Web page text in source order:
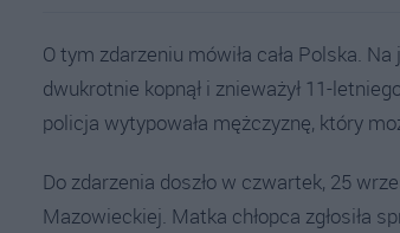
O tym zdarzeniu mówiła cała Polska.
dwukrotnie kopnął i znieważył 11-
policja wytypowała mężczyznę, który
Do zdarzenia doszło w czwartek, 25
Mazowieckiej. Matka chłopca zgłosiła